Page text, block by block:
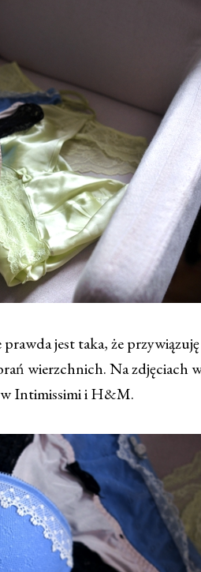
jest taka, że
wierzchnich. Na zdjęciach
Intimissimi i H&M.